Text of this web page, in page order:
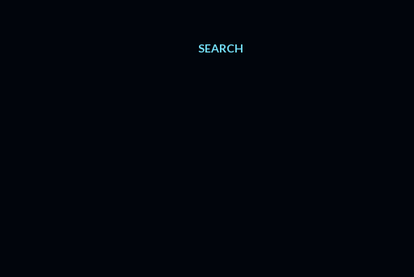
SEARCH